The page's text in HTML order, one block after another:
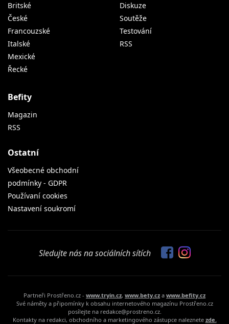
Britské
České
Francouzské
Italské
Mexické
Řecké
Diskuze
Soutěže
Testování
RSS
Befity
Magazin
RSS
Ostatní
Všeobecné obchodní
podmínky - GDPR
Používaní cookies
Nastavení soukromí
Sledujte nás na sociálních sítích
Partneři Prostřeno.cz - www.tryin.cz, www.bety.cz a www.befity.cz
Své náměty a připomínky k obsahu internetového magazínu Prostřeno.cz
posílejte na redakce@prostreno.cz.
Kontakty na redakci, obchodního a marketingového zástupce naleznete zde.